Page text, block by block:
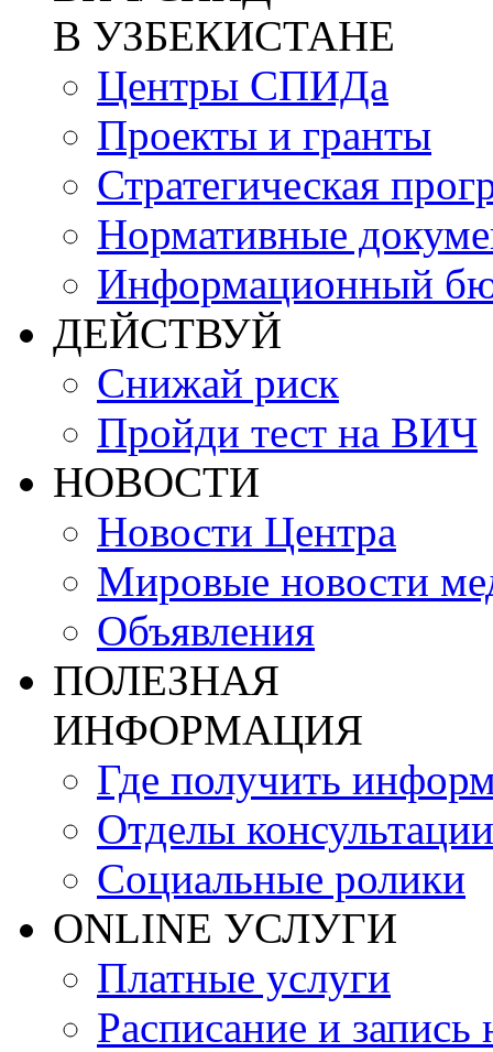
В УЗБЕКИСТАНЕ
Центры СПИДа
Проекты и гранты
Стратегическая
Нормативные
Информационный
ДЕЙСТВУЙ
Снижай риск
Пройди тест на ВИЧ
НОВОСТИ
Новости Центра
Мировые новости
Объявления
ПОЛЕЗНАЯ
ИНФОРМАЦИЯ
Где получить
Отделы консультации
Социальные ролики
ONLINE УСЛУГИ
Платные услуги
Расписание и запись